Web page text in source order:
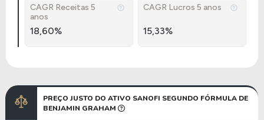
CAGR Receitas 5
anos
18,60%
CAGR Lucros 5 anos
15,33%
PREÇO JUSTO DO ATIVO SANOFI SEGUNDO FÓRMULA DE
BENJAMIN GRAHAM